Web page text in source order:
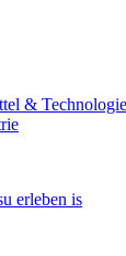
& Technologie
erleben is